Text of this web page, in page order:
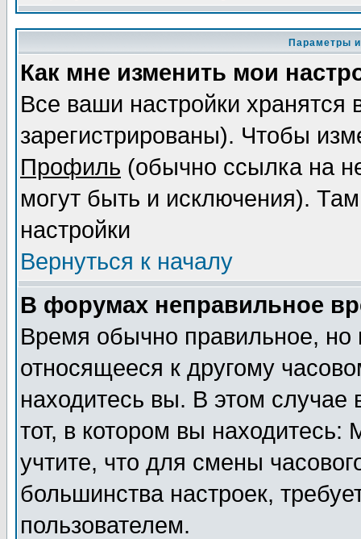
Параметры
Как мне изменить мои
Все ваши настройки
зарегистрированы). Чтобы
Профиль (обычно ссылка на
могут быть и исключения).
настройки
Вернуться к началу
В форумах неправильное
Время обычно правильное,
относящееся к другому
находитесь вы. В этом
тот, в котором вы
учтите, что для смены
большинства настроек,
пользователем.